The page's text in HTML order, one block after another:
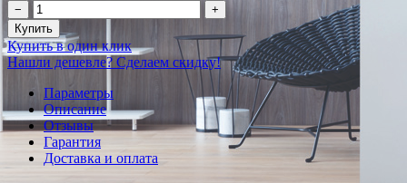
−
+
Купить
Купить в один клик
Нашли дешевле? Сделаем скидку!
Параметры
Описание
Отзывы
Гарантия
Доставка и оплата